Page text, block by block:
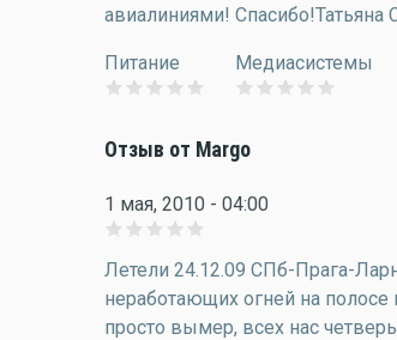
авиалиниями! Спасибо!Татьяна
Питание Медиасистемы
Отзыв от Margo
1 мая, 2010 - 04:00
Летели 24.12.09 СПб-Прага-
неработающих огней на
просто вымер, всех нас